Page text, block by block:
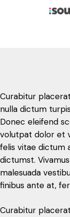
Curabitur
nulla dictum
Donec eleifend
volutpat dolor et
felis vitae dictum
dictumst.
malesuada
finibus ante at,
Curabitur